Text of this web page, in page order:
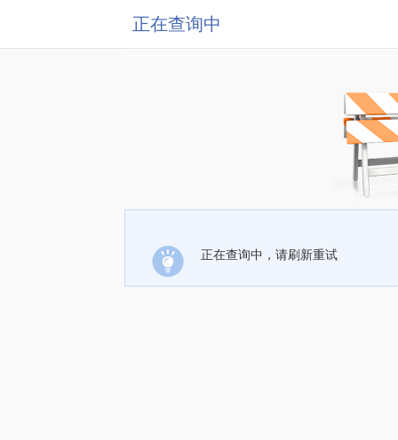
正在查询中
正在查询中，请刷新重试